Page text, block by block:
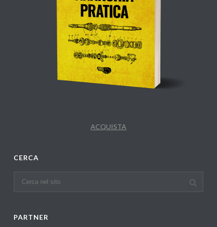
ACQUISTA
CERCA
PARTNER